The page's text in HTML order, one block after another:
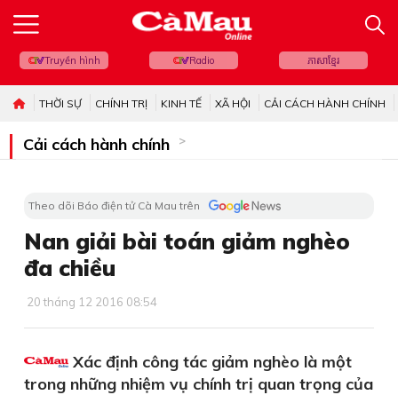
Truyền hình Radio ភាសាខ្មែរ
THỜI SỰ CHÍNH TRỊ KINH TẾ XÃ HỘI CẢI CÁCH HÀNH CHÍNH
Cải cách hành chính
Theo dõi Báo điện tử Cà Mau trên
Nan giải bài toán giảm nghèo
đa chiều
20 tháng 12 2016 08:54
Xác định công tác giảm nghèo là một
trong những nhiệm vụ chính trị quan trọng của